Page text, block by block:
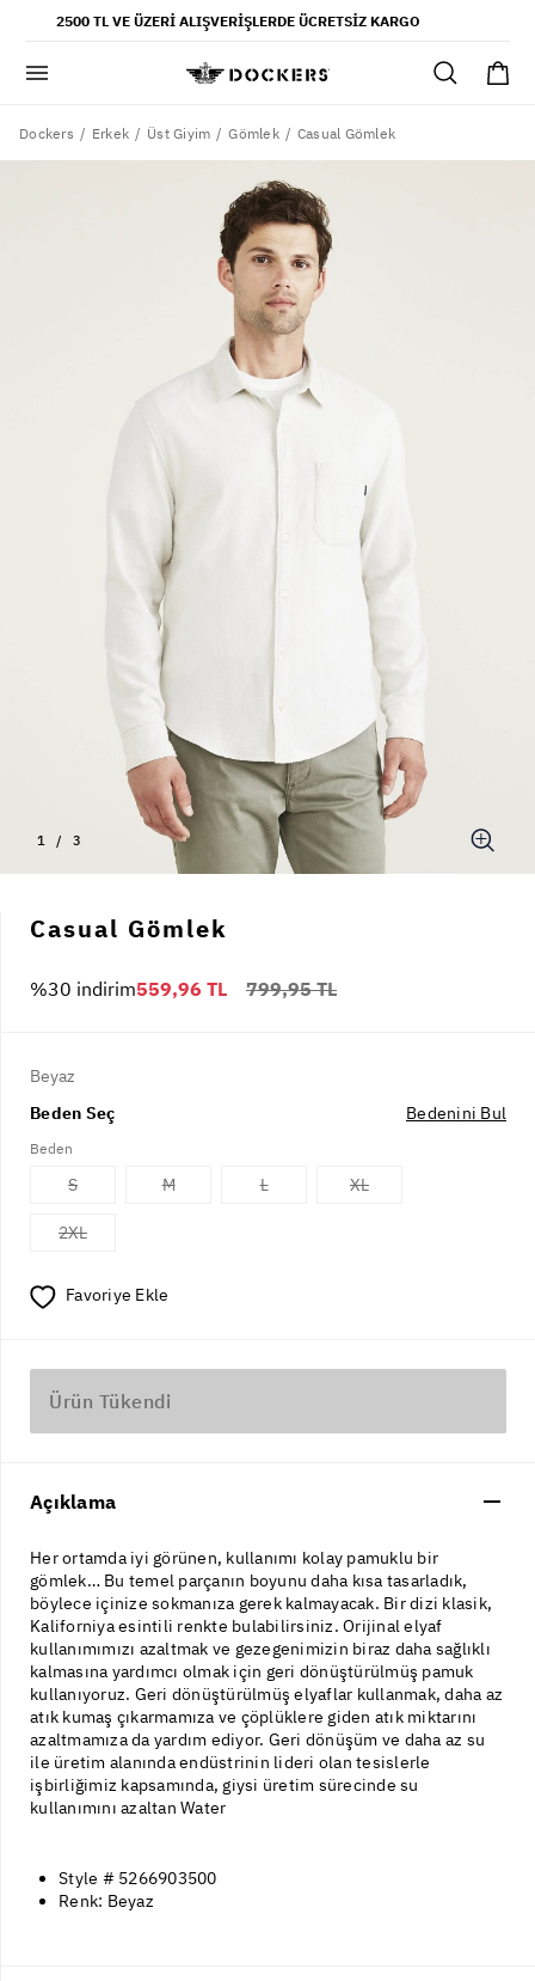
2500 TL VE ÜZERI ALIŞVERIŞLERDE ÜCRETSIZ KARGO
gömlek
şort
Dockers Erkek Üst Giyim Gömlek Casual Gömlek
1 / 3
Casual Gömlek
799,95 TL
%30 indirim559,96 TL
Beyaz
Beden Seç
Bedenini Bul
Beden
S M L XL
2XL
Favoriye Ekle
Ürün Tükendi
Açıklama
Her ortamda iyi görünen, kullanımı kolay pamuklu bir
gömlek… Bu temel parçanın boyunu daha kısa tasarladık,
böylece içinize sokmanıza gerek kalmayacak. Bir dizi klasik,
Kaliforniya esintili renkte bulabilirsiniz. Orijinal elyaf
kullanımımızı azaltmak ve gezegenimizin biraz daha sağlıklı
kalmasına yardımcı olmak için geri dönüştürülmüş pamuk
kullanıyoruz. Geri dönüştürülmüş elyaflar kullanmak, daha az
atık kumaş çıkarmamıza ve çöplüklere giden atık miktarını
azaltmamıza da yardım ediyor. Geri dönüşüm ve daha az su
ile üretim alanında endüstrinin lideri olan tesislerle
işbirliğimiz kapsamında, giysi üretim sürecinde su
kullanımını azaltan Water
Style # 5266903500
Renk: Beyaz